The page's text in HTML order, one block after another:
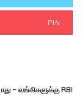
PIN
– வங்கிகளுக்கு RBI